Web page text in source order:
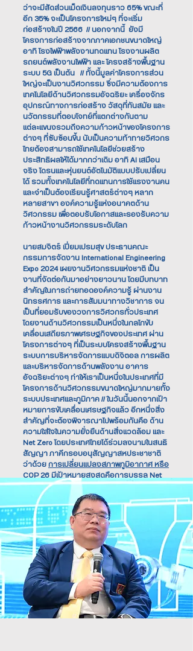
ว่าจะมีสัดส่วนเม็ดเงินลงทุนราว 65% ขณะที่
อีก 35% จะเป็นโครงการใหม่ๆ ที่จะเริ่ม
ก่อสร้างในปี 2566 // นอกจากนี้ ยังมี
โครงการก่อสร้างจากภาคเอกชนขนาดใหญ่
อาทิ โรงไฟฟ้าพลังงานทดแทน โรงงานผลิต
รถยนต์พลังงานไฟฟ้า และ โครงสร้างพื้นฐาน
ระบบ 5G เป็นต้น // ทั้งนี้มูลค่าโครงการส่วน
ใหญ่จะเป็นงานวิศวกรรม ซึ่งมีความต้องการ
เทคโนโลยีด้านวิศวกรรมอัจฉริยะ เครื่องจักร
อุปกรณ์ทางการก่อสร้าง วัสดุที่ทันสมัย และ
นวัตกรรมที่ตอบโจทย์ที่แตกต่างกันตาม
แต่ละแขนงรวมถึงความก้าวหน้าของโครงการ
ต่างๆ ที่ซับซ้อนขึ้น นับเป็นความท้าทายวิศวกร
ไทยต้องสามารถใช้เทคโนโลยีช่วยสร้าง
ประสิทธิผลให้ได้มากกว่าเดิม อาทิ AI เสมือน
จริง โดรนและหุ่นยนต์อัตโนมัติแบบปรับเปลี่ยน
ได้ รวมทั้งเทคโนโลยีที่ทดแทนการใช้แรงงานคน
และจำเป็นต้องเรียนรู้ศาสตร์ต่างๆ หลาก
หลายสาขา องค์ความรู้แห่งอนาคตด้าน
วิศวกรรม เพื่อตอบรับโอกาสและรองรับความ
ก้าวหน้างานวิศวกรรมระดับโลก
นายสมจิตร์ เปี่ยมเปรมสุข ประธานคณะ
กรรมการจัดงาน International Engineering
Expo 2024 เผยงานวิศวกรรมแห่งชาติ เป็น
งานที่จัดต่อกันมาอย่างยาวนาน โดยมีบทบาท
สำคัญในการถ่ายทอดองค์ความรู้ ผ่านงาน
นิทรรศการ และการสัมมนาทางวิชาการ จน
เป็นที่ยอมรับของวงการวิศวกรทั่วประเทศ
โดยงานด้านวิศวกรรมเป็นหนึ่งในกลไกขับ
เคลื่อนเสถียรภาพเศรษฐกิจของประเทศ ผ่าน
โครงการต่างๆ ที่เป็นระบบโครงสร้างพื้นฐาน
ระบบการบริหารจัดการแบบดิจิตอล การผลิต
และบริหารจัดการด้านพลังงาน อาคาร
อัจฉริยะต่างๆ ทำให้เราเป็นหนึ่งในประเทศที่มี
โครงการด้านวิศวกรรมขนาดใหญ่มากมายทั้ง
ระบบประเทศและภูมิภาค // ในวันนี้นอกจากเป้า
หมายการขับเคลื่อนเศรษฐกิจแล้ว อีกหนึ่งสิ่ง
สำคัญที่จะต้องพิจารณาไปพร้อมกันคือ ด้าน
ความใส่ใจในความยั่งยืนด้านสิ่งแวดล้อม และ
Net Zero โดยประเทศไทยได้ร่วมลงนามในสนธิ
สัญญา ภาคีกรอบอนุสัญญาสหประชาชาติ
ว่าด้วย การเปลี่ยนแปลงสภาพภูมิอากาศ หรือ
COP 26 มีเป้าหมายสูงสุดคือการบรรลุ Net
Zero ทั่วโลก ภายในปี ค.ศ. 2050 (พ.ศ. 2593)
เทียบกับก่อนยุคปฏิวัติอุตสาหกรรม